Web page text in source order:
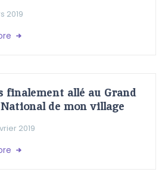
2019
finalement allé au Grand
de mon village
2019